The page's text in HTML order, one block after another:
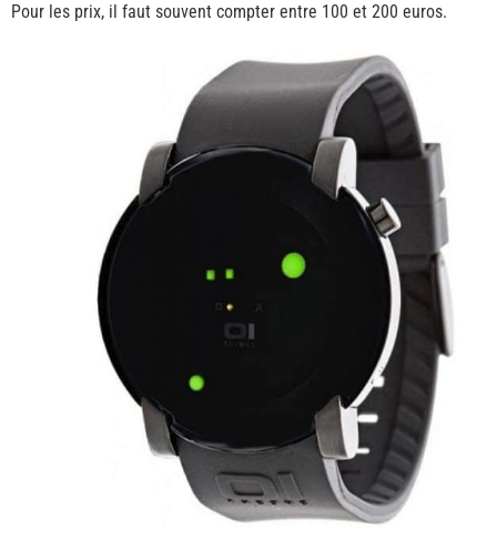
Pour les prix, il faut souvent compter entre 100 et 200 euros.